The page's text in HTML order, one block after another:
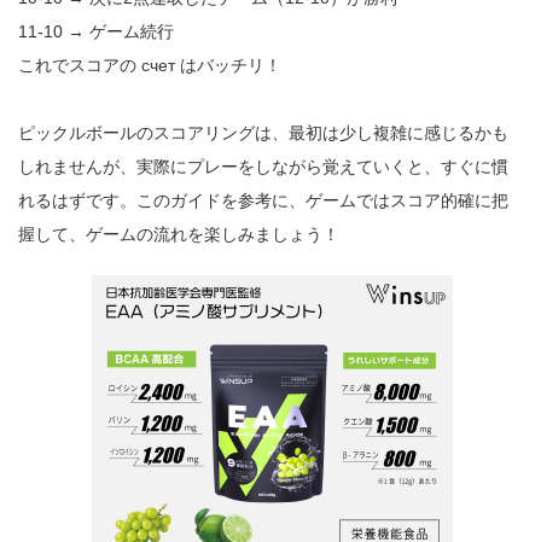
11-10 → ゲーム続行
これでスコアの счет はバッチリ！
ピックルボールのスコアリングは、最初は少し複雑に感じるかも
しれませんが、実際にプレーをしながら覚えていくと、すぐに慣
れるはずです。このガイドを参考に、ゲームではスコア的確に把
握して、ゲームの流れを楽しみましょう！